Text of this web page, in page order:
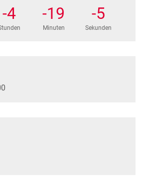
-4 -19
Minuten
-6
Sekunden